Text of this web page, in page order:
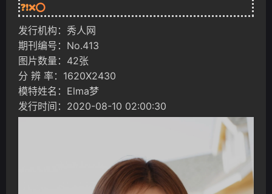
❓❗❌⭕
发行机构：秀人网
期刊编号：No.413
图片数量：42张
分 辨 率：1620X2430
模特姓名：Elma梦
发行时间：2020-08-10 02:00:30